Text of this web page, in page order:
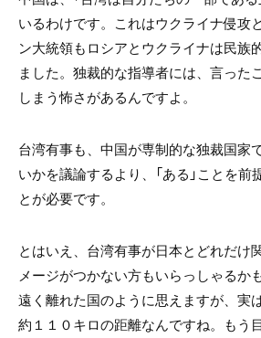
いるわけです。これはウクライナ侵攻
ン大統領もロシアとウクライナは民族
ました。独裁的な指導者には、言った
しまう怖さがあるんですよ。
台湾有事も、中国が専制的な独裁国家
いかを議論するより、「ある」ことを
とが必要です。
とはいえ、台湾有事が日本とどれだけ
メージがつかない方もいらっしゃるか
遠く離れた国のように思えますが、実
約１１０キロの距離なんですね。もう